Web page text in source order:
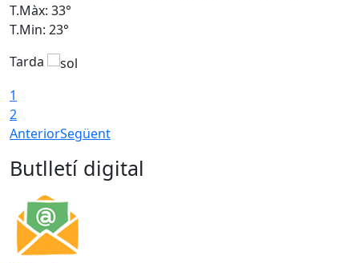
T.Màx: 33°
T.Min: 23°
Tarda
1
2
AnteriorSegüent
Butlletí digital